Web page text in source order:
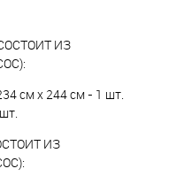
ИЗ
см х 244 см - 1 шт.
ИЗ